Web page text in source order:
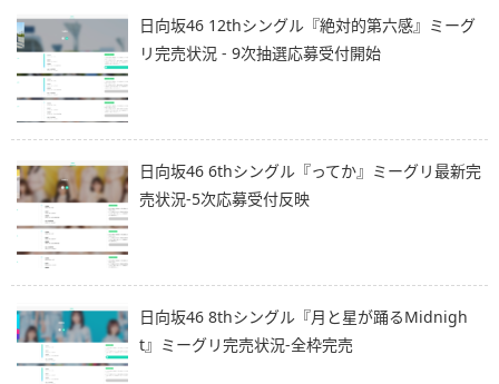
日向坂46 12thシングル『絶対的第六感』ミーグ
リ完売状況 - 9次抽選応募受付開始
日向坂46 6thシングル『ってか』ミーグリ最新完
売状況-5次応募受付反映
日向坂46 8thシングル『月と星が踊るMidnigh
t』ミーグリ完売状況-全枠完売